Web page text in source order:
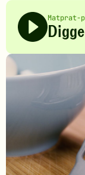
Matprat-